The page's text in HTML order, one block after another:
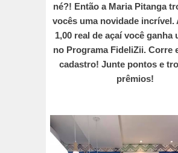
né?! Então a Maria Pitanga
vocês uma novidade incrível.
1,00 real de açaí você ganha
no Programa FideliZii. Corre
cadastro! Junte pontos e
prêmios!